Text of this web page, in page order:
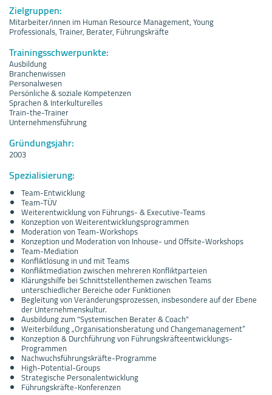
Zielgruppen:
Mitarbeiter/innen im Human Resource Management, Young
Professionals, Trainer, Berater, Führungskräfte
Trainingsschwerpunkte:
Ausbildung
Branchenwissen
Personalwesen
Persönliche & soziale Kompetenzen
Sprachen & Interkulturelles
Train-the-Trainer
Unternehmensführung
Gründungsjahr:
2003
Spezialisierung:
Team-Entwicklung
Team-TÜV
Weiterentwicklung von Führungs- & Executive-Teams
Konzeption von Weiterentwicklungsprogrammen
Moderation von Team-Workshops
Konzeption und Moderation von Inhouse- und Offsite-Workshops
Team-Mediation
Konfliktlösung in und mit Teams
Konfliktmediation zwischen mehreren Konfliktparteien
Klärungshilfe bei Schnittstellenthemen zwischen Teams
unterschiedlicher Bereiche oder Funktionen
Begleitung von Veränderungsprozessen, insbesondere auf der Ebene
der Unternehmenskultur.
Ausbildung zum "Systemischen Berater & Coach"
Weiterbildung „Organisationsberatung und Changemanagement“
Konzeption & Durchführung von Führungskräfteentwicklungs-
Programmen
Nachwuchsführungskräfte-Programme
High-Potential-Groups
Strategische Personalentwicklung
Führungskräfte-Konferenzen